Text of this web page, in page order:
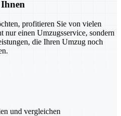
profitieren Sie von vielen
nur einen Umzugsservice, sondern
die Ihren Umzug noch
und vergleichen